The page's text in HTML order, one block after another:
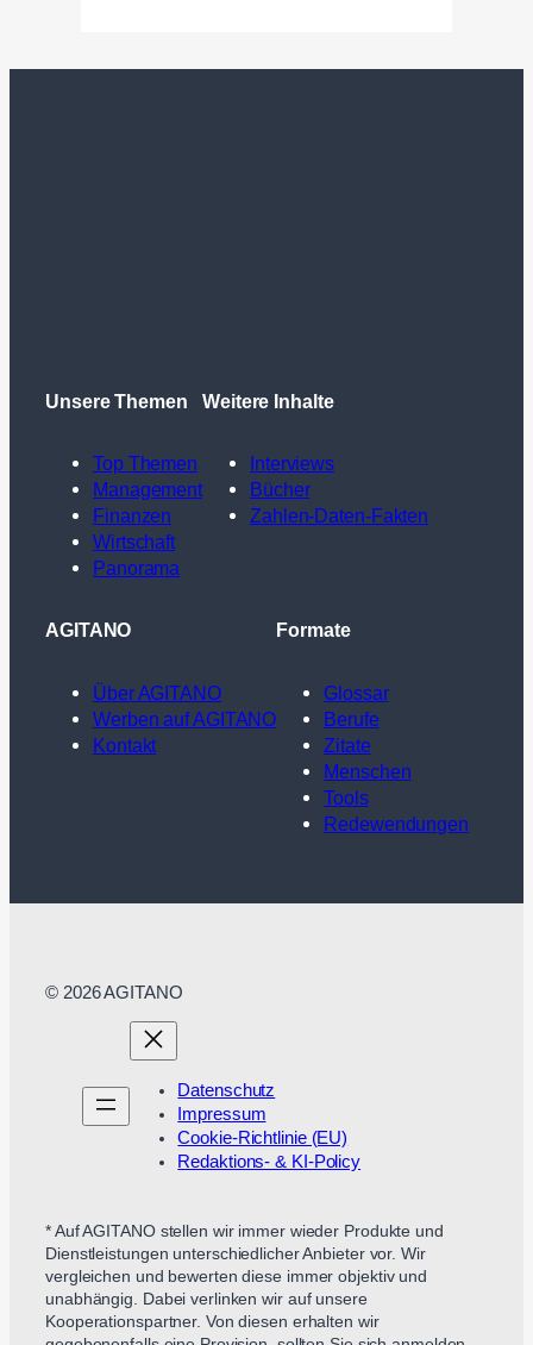
Unsere Themen
Top Themen
Management
Finanzen
Wirtschaft
Panorama
Weitere Inhalte
Interviews
Bücher
Zahlen-Daten-Fakten
AGITANO
Über AGITANO
Werben auf AGITANO
Kontakt
Formate
Glossar
Berufe
Zitate
Menschen
Tools
Redewendungen
© 2026 AGITANO
Datenschutz
Impressum
Cookie-Richtlinie (EU)
Redaktions- & KI-Policy
* Auf AGITANO stellen wir immer wieder Produkte und
Dienstleistungen unterschiedlicher Anbieter vor. Wir
vergleichen und bewerten diese immer objektiv und
unabhängig. Dabei verlinken wir auf unsere
Kooperationspartner. Von diesen erhalten wir